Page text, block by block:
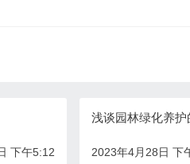
下午5:12
浅谈园林绿化养
2023年4月28日 下